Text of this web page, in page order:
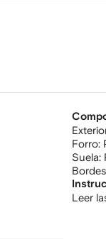
Forro:
Suela:
Leer